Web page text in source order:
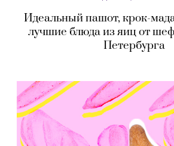
Идеальный пашот, крок-
лучшие блюда из яиц от
Петербурга